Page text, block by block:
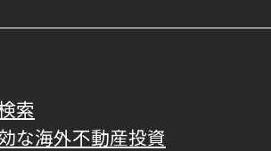
索
な海外不動産投資